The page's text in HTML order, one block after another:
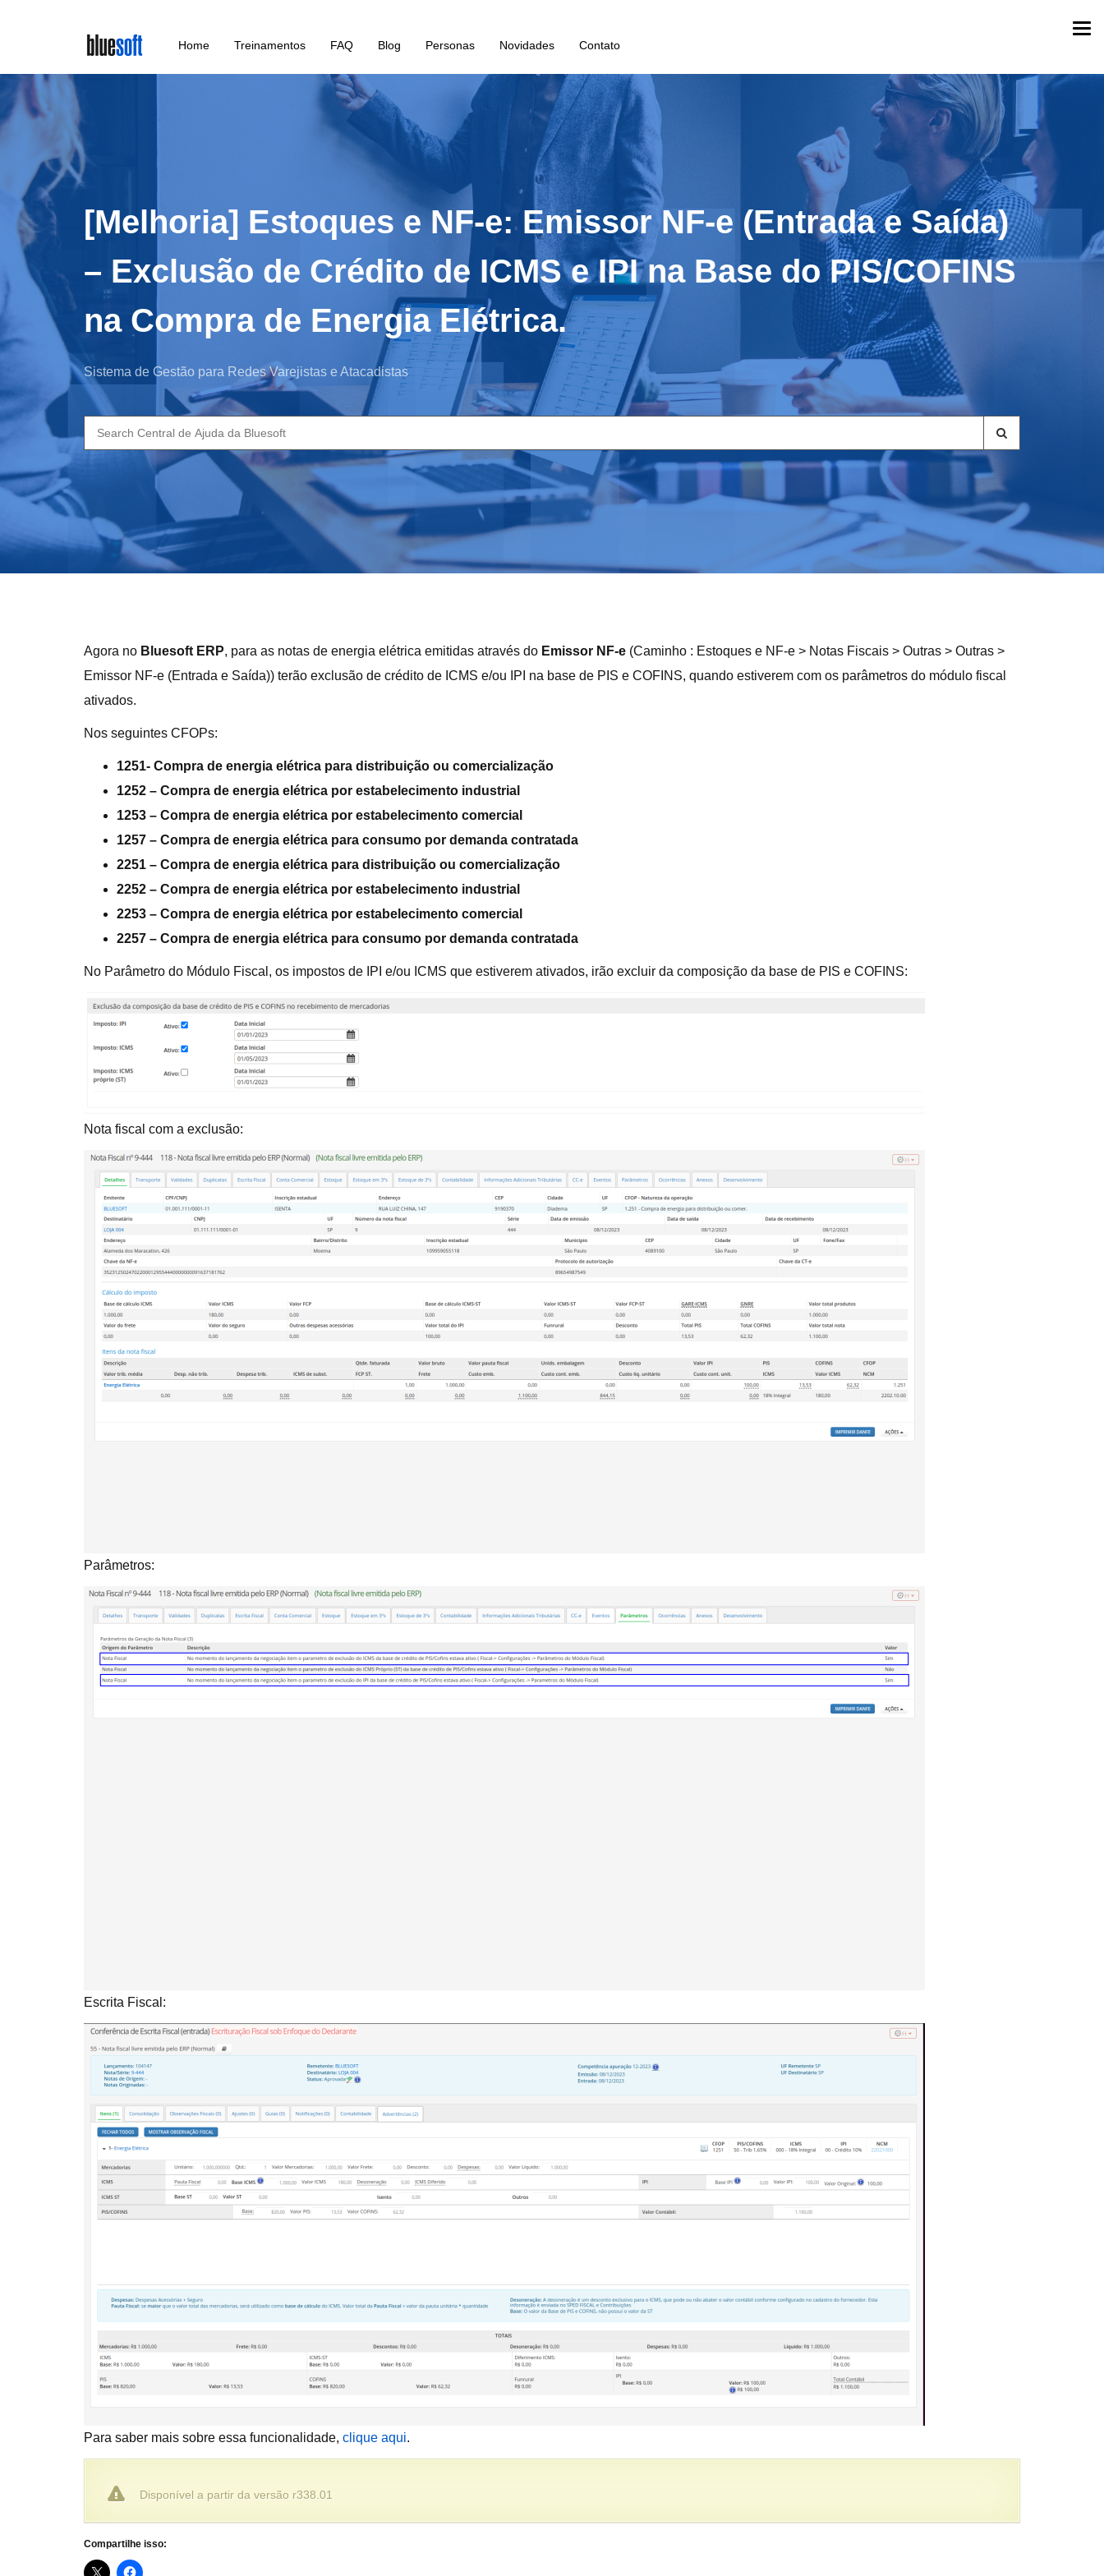
main
content
Home Treinamentos FAQ Blog Personas Novidades Contato
[Melhoria] Estoques e NF-e: Emissor NF-e (Entrada e Saída)
– Exclusão de Crédito de ICMS e IPI na Base do PIS/COFINS
na Compra de Energia Elétrica.
Sistema de Gestão para Redes Varejistas e Atacadistas
Search
for:
Agora no Bluesoft ERP, para as notas de energia elétrica emitidas através do Emissor NF-e (Caminho : Estoques e NF-e > Notas Fiscais > Outras > Outras >
Emissor NF-e (Entrada e Saída)) terão exclusão de crédito de ICMS e/ou IPI na base de PIS e COFINS, quando estiverem com os parâmetros do módulo fiscal
ativados.
Nos seguintes CFOPs:
1251- Compra de energia elétrica para distribuição ou comercialização
1252 – Compra de energia elétrica por estabelecimento industrial
1253 – Compra de energia elétrica por estabelecimento comercial
1257 – Compra de energia elétrica para consumo por demanda contratada
2251 – Compra de energia elétrica para distribuição ou comercialização
2252 – Compra de energia elétrica por estabelecimento industrial
2253 – Compra de energia elétrica por estabelecimento comercial
2257 – Compra de energia elétrica para consumo por demanda contratada
No Parâmetro do Módulo Fiscal, os impostos de IPI e/ou ICMS que estiverem ativados, irão excluir da composição da base de PIS e COFINS:
Nota fiscal com a exclusão:
Parâmetros:
Escrita Fiscal:
Para saber mais sobre essa funcionalidade, clique aqui.
Disponível a partir da versão r338.01
Compartilhe isso: